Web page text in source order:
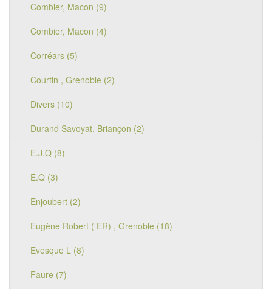
Combier, Macon (9)
Combier, Macon (4)
Corréars (5)
Courtin , Grenoble (2)
Divers (10)
Durand Savoyat, Briançon (2)
E.J.Q (8)
E.Q (3)
Enjoubert (2)
Eugène Robert ( ER) , Grenoble (18)
Evesque L (8)
Faure (7)